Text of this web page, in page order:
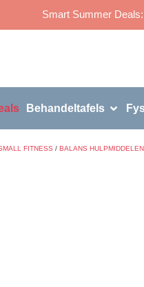
Smart Summer
Behandeltafels
FITNESS / BALANS HULPMIDDELEN